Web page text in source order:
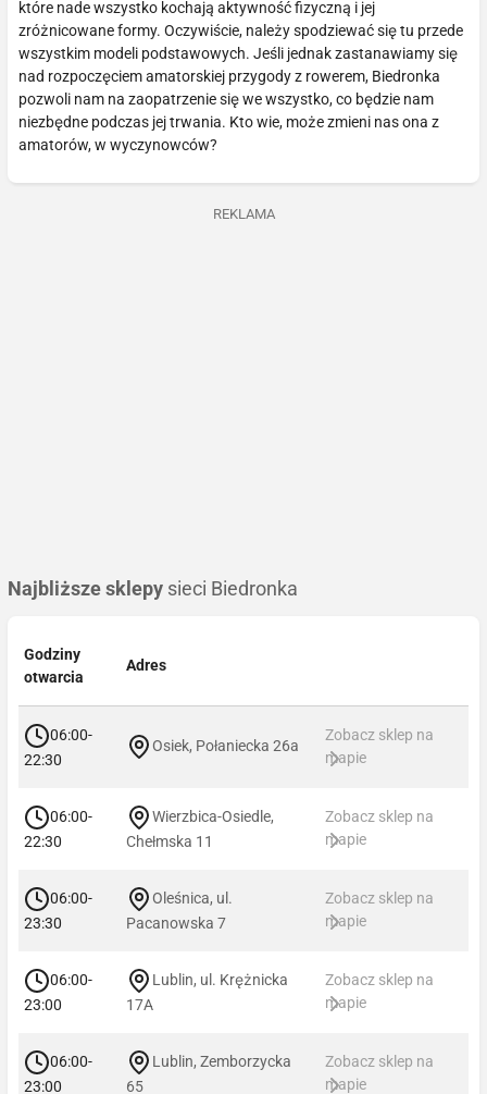
które nade wszystko kochają aktywność fizyczną i jej
zróżnicowane formy. Oczywiście, należy spodziewać się tu przede
wszystkim modeli podstawowych. Jeśli jednak zastanawiamy się
nad rozpoczęciem amatorskiej przygody z rowerem, Biedronka
pozwoli nam na zaopatrzenie się we wszystko, co będzie nam
niezbędne podczas jej trwania. Kto wie, może zmieni nas ona z
amatorów, w wyczynowców?
REKLAMA
Najbliższe sklepy sieci Biedronka
Godziny
otwarcia
Adres
06:00-
22:30
Osiek, Połaniecka 26a
Zobacz sklep na
mapie
06:00-
22:30
Wierzbica-Osiedle,
Chełmska 11
Zobacz sklep na
mapie
06:00-
23:30
Oleśnica, ul.
Pacanowska 7
Zobacz sklep na
mapie
06:00-
23:00
Lublin, ul. Krężnicka
17A
Zobacz sklep na
mapie
06:00-
23:00
Lublin, Zemborzycka
65
Zobacz sklep na
mapie